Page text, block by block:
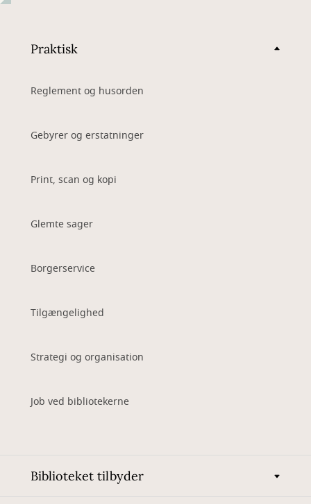
Praktisk
Reglement og husorden
Gebyrer og erstatninger
Print, scan og kopi
Glemte sager
Borgerservice
Tilgængelighed
Strategi og organisation
Job ved bibliotekerne
Biblioteket tilbyder